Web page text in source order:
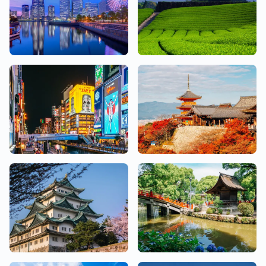
Kanagawa
19 Salons
Shizuoka
2 Salons
Osaka
26 Salons
Kyoto
10 Salons
Aichi Fukuoka